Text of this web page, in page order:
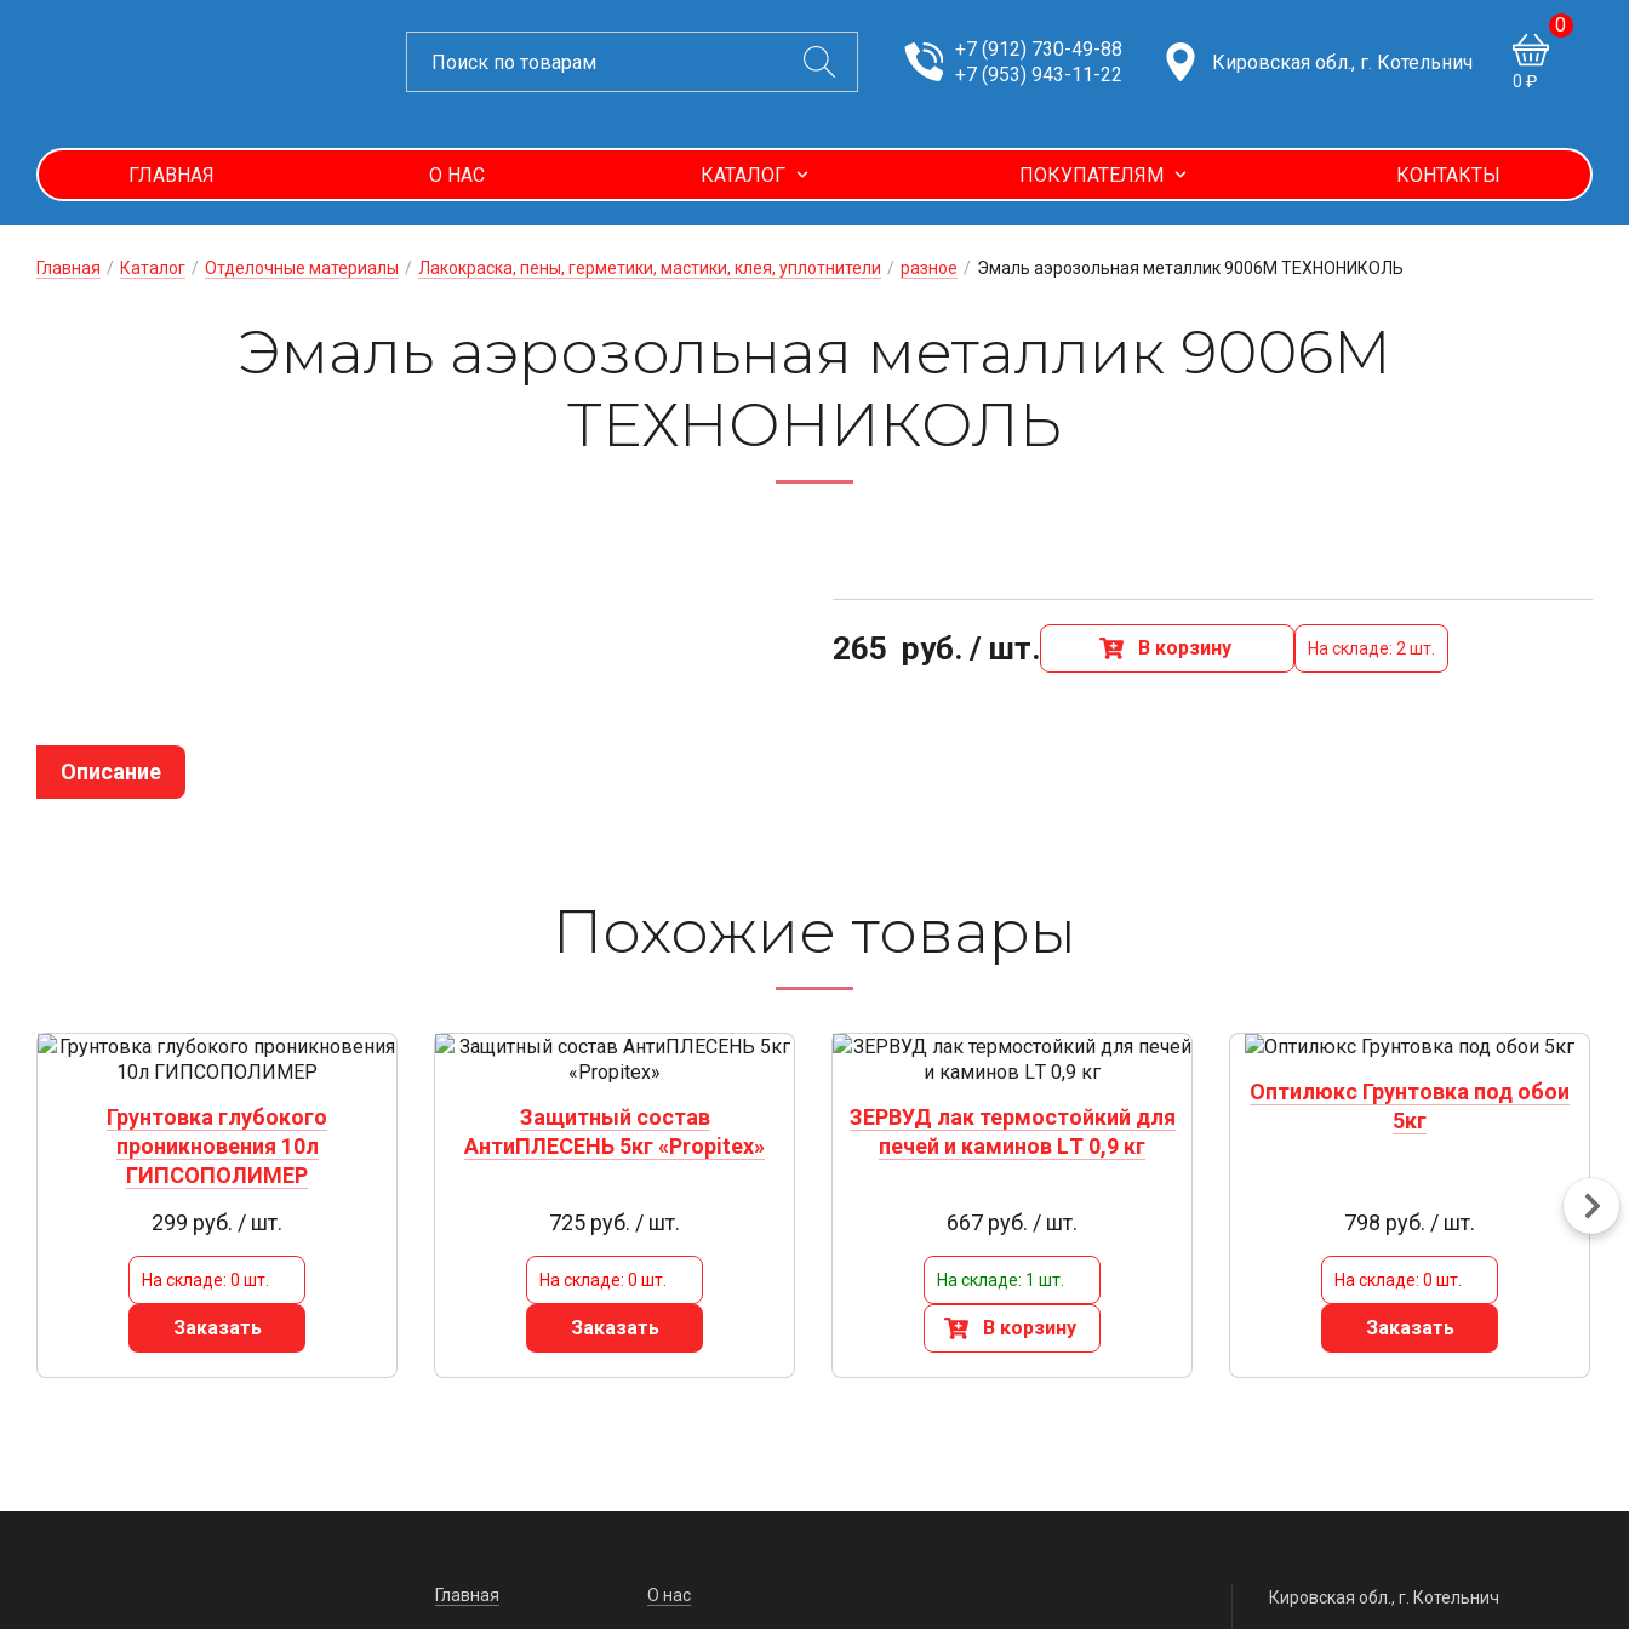
ГЛАВНАЯ О НАС КАТАЛОГ ПОКУПАТЕЛЯМ КОНТАКТЫ
+7 (912) 730-49-88
+7 (953) 943-11-22
Кировская обл., г. Котельнич
0 ₽
0
Главная / Каталог / Отделочные материалы / Лакокраска, пены, герметики, мастики, клея, уплотнители / разное / Эмаль аэрозольная металлик 9006М ТЕХНОНИКОЛЬ
Эмаль аэрозольная металлик 9006М
ТЕХНОНИКОЛЬ
265 руб. / шт. В корзину На складе: 2 шт.
Описание
Похожие то­ва­ры
Грунтовка глубокого
проникновения 10л
ГИПСОПОЛИМЕР
299 руб. / шт.
На складе: 0 шт.
Заказать
Защитный состав
АнтиПЛЕСЕНЬ 5кг «Propitex»
725 руб. / шт.
На складе: 0 шт.
Заказать
ЗЕРВУД лак термостойкий для
печей и каминов LТ 0,9 кг
667 руб. / шт.
На складе: 1 шт.
В корзину
Оптилюкс Грунтовка под обои
5кг
798 руб. / шт.
На складе: 0 шт.
Заказать
Главная О нас Кировская обл., г. Котельнич